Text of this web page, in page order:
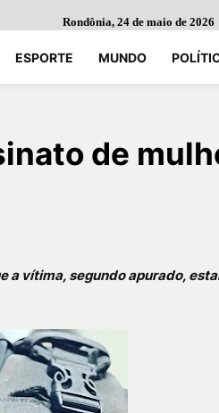
Rondônia, 24 de maio de 2026
ESPORTE MUNDO
de
a vítima, segundo apurado,